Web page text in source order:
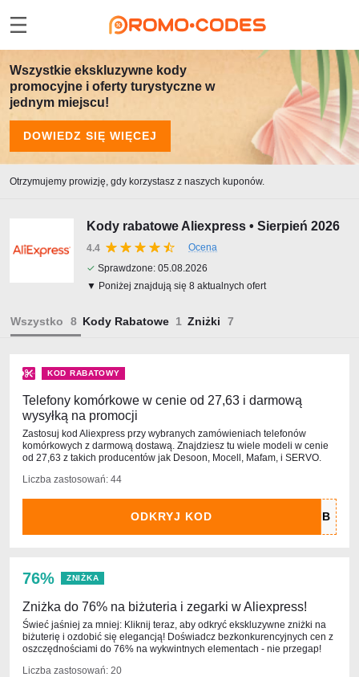
Wszystkie ekskluzywne kody
promocyjne i oferty turystyczne w
jednym miejscu!
DOWIEDZ SIĘ WIĘCEJ
Otrzymujemy prowizję, gdy korzystasz z naszych kuponów.
Kody rabatowe Aliexpress • Sierpień 2026
4.4
Ocena
✓ Sprawdzone: 05.08.2026
▼ Poniżej znajdują się 8 aktualnych ofert
Wszystko Kody Rabatowe Zniżki
KOD RABATOWY
Telefony komórkowe w cenie od 27,63 i darmową
wysyłką na promocji
Zastosuj kod Aliexpress przy wybranych zamówieniach telefonów
komórkowych z darmową dostawą. Znajdziesz tu wiele modeli w cenie
od 27,63 z takich producentów jak Desoon, Mocell, Mafam, i SERVO.
Liczba zastosowań: 44
ODKRYJ KOD
76% ZNIŻKA
Zniżka do 76% na biżuteria i zegarki w Aliexpress!
Świeć jaśniej za mniej: Kliknij teraz, aby odkryć ekskluzywne zniżki na
biżuterię i ozdobić się elegancją! Doświadcz bezkonkurencyjnych cen z
oszczędnościami do 76% na wykwintnych elementach - nie przegap!
Liczba zastosowań: 20